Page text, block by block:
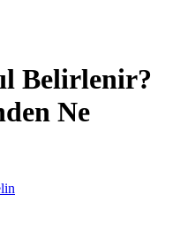
Belirlenir?
Ne